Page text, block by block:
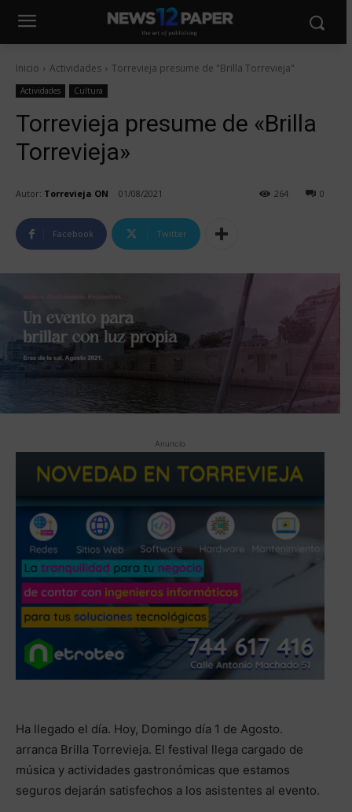
Inicio Actividades Torrevieja presume de "Brilla Torrevieja"
Actividades Cultura
Torrevieja presume de «Brilla
Torrevieja»
Autor: Torrevieja ON 01/08/2021 0
264
Facebook Twitter
Anuncio
Ha llegado el día. Hoy, Domingo día 1 de Agosto.
arranca Brilla Torrevieja. El festival llega cargado de
música y actividades gastronómicas que estamos
seguros dejarán satisfechos a los asistentes al evento.